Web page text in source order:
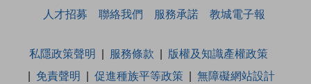
人才招募
聯絡我們 服務承諾 教城電子報
私隱政策聲明 服務條款
版權及知識產權政策
免責聲明
促進種族平等政策 無障礙網站設計